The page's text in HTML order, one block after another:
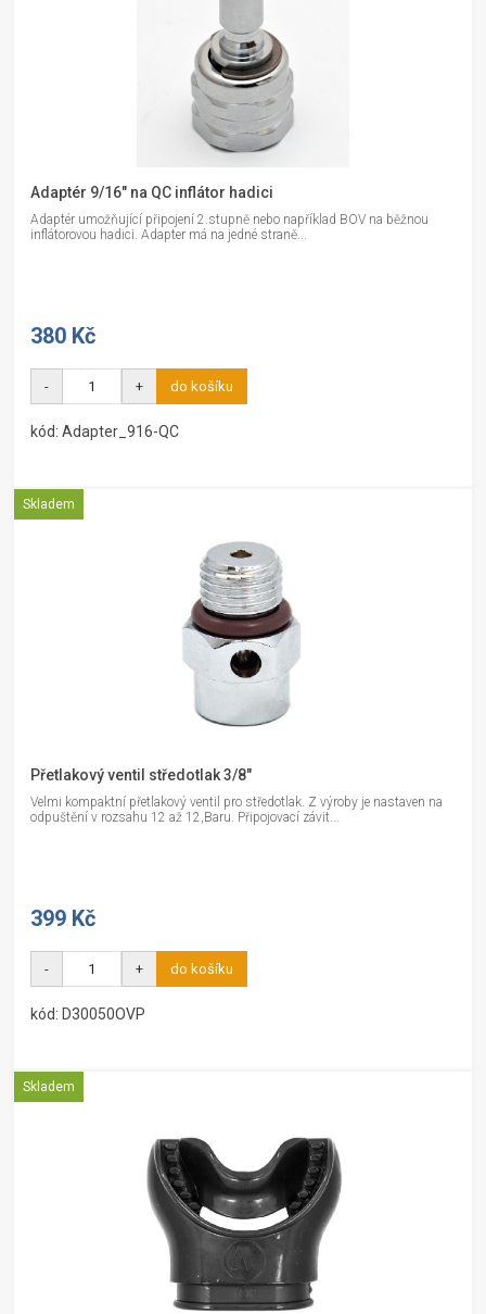
Adaptér 9/16" na QC inflátor hadici
Adaptér umožňující připojení 2.stupně nebo například BOV na běžnou
inflátorovou hadici. Adapter má na jedné straně...
380 Kč
- + do košíku
kód: Adapter_916-QC
Skladem
Přetlakový ventil středotlak 3/8"
Velmi kompaktní přetlakový ventil pro středotlak. Z výroby je nastaven na
odpuštění v rozsahu 12 až 12,Baru. Připojovací závit...
399 Kč
- + do košíku
kód: D30050OVP
Skladem